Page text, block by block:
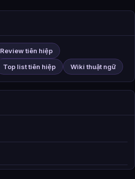
Review tiên hiệp
Top list tiên hiệp Wiki thuật ngữ